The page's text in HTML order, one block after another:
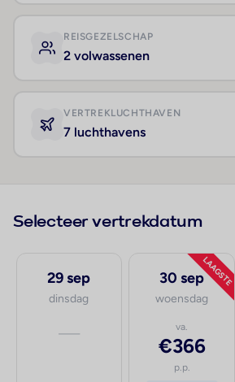
REISGEZELSCHAP
2 volwassenen
VERTREKLUCHTHAVEN
7 luchthavens
Selecteer vertrekdatum
29 sep
dinsdag
—
LAAGSTE
30 sep
woensdag
va.
€366
p.p.